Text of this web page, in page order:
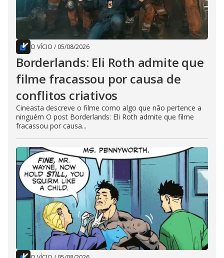
O VÍCIO / 05/08/2026
Borderlands: Eli Roth admite que
filme fracassou por causa de
conflitos criativos
Cineasta descreve o filme como algo que não pertence a
ninguém O post Borderlands: Eli Roth admite que filme
fracassou por causa...